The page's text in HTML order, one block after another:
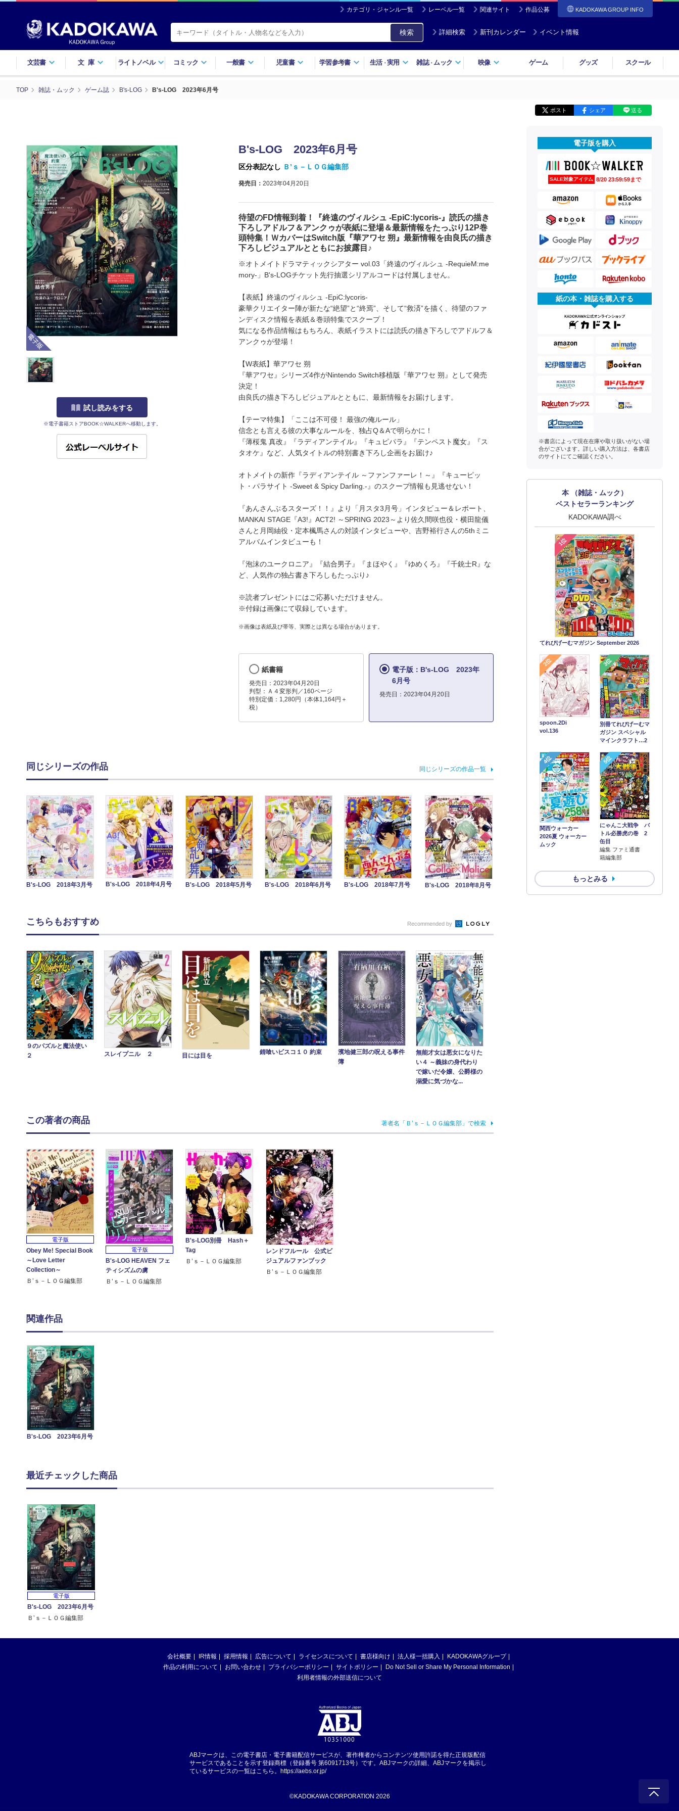
カテゴリ・ジャンル一覧 レーベル一覧 関連サイト 作品公募 KADOKAWA GROUP INFO
検索 詳細検索 新刊カレンダー イベント情報
文芸書 文庫 ライトノベル コミック 一般書 児童書 学習参考書 生活・実用 雑誌・ ムック 映像 ゲーム グッズ スクール
TOP 雑誌・ムック ゲーム誌 B's-LOG B's-LOG 2023年6月号
ポスト シェア 送る
電子版
試し読みをする
※電子書籍ストアBOOK☆WALKERへ移動します。
B's-LOG 2023年6月号
区分表記なし Ｂ’ｓ－ＬＯＧ編集部
発売日： 2023年04月20日
待望のFD情報到着！『終遠のヴィルシュ -EpiC:lycoris-』読氏の描き
下ろしアドルフ＆アンクゥが表紙に登場＆最新情報をたっぷり12P巻
頭特集！ＷカバーはSwitch版『華アワセ 朔』最新情報を由良氏の描き
下ろしビジュアルとともにお披露目♪
※オトメイトドラマティックシアター vol.03「終遠のヴィルシュ -RequieM:me
mory-」B's-LOGチケット先行抽選シリアルコードは付属しません。
【表紙】終遠のヴィルシュ -EpiC:lycoris-
豪華クリエイター陣が新たな“絶望”と“終焉”、そして“救済”を描く、待望のファ
ンディスク情報を表紙＆巻頭特集でスクープ！
気になる作品情報はもちろん、表紙イラストには読氏の描き下ろしでアドルフ＆
アンクゥが登場！
【W表紙】華アワセ 朔
『華アワセ』シリーズ4作がNintendo Switch移植版『華アワセ 朔』として発売
決定！
由良氏の描き下ろしビジュアルとともに、最新情報をお届けします。
【テーマ特集】「ここは不可侵！ 最強の俺ルール」
信念とも言える彼の大事なルールを、独占Q＆Aで明らかに！
『薄桜鬼 真改』『ラディアンテイル』『キュピパラ』『テンペスト魔女』『ス
タオケ』など、人気タイトルの特別書き下ろし企画をお届け♪
オトメイトの新作『ラディアンテイル ～ファンファーレ！～』『キューピッ
ト・パラサイト -Sweet & Spicy Darling.-』のスクープ情報も見逃せない！
『あんさんぶるスターズ！！』より「月スタ3月号」インタビュー＆レポート、
MANKAI STAGE『A3!』ACT2! ～SPRING 2023～より佐久間咲也役・横田龍儀
さんと月岡紬役・定本楓馬さんの対談インタビューや、吉野裕行さんの5thミニ
アルバムインタビューも！
『泡沫のユークロニア』『結合男子』『まほやく』『ゆめくろ』『千銃士R』な
ど、人気作の独占書き下ろしもたっぷり♪
※読者プレゼントにはご応募いただけません。
※付録は画像にて収録しています。
※画像は表紙及び帯等、実際とは異なる場合があります。
紙書籍
発売日：2023年04月20日
判型：Ａ４変形判／160ページ
特別定価：1,280円（本体1,164円＋
税）
電子版：B's-LOG 2023年
6月号
発売日：2023年04月20日
同じシリーズの作品 同じシリーズの作品一覧
B's-LOG 2018年3月号 B's-LOG 2018年4月号 B's-LOG 2018年5月号 B's-LOG 2018年6月号 B's-LOG 2018年7月号 B's-LOG 2018年8月号
電子版を購入
SALE対象アイテム 8/20 23:59:59まで
紙の本・雑誌を購入する
※書店によって現在在庫や取り扱いがない場
合がございます。詳しい購入方法は、各書店
のサイトにてご確認ください。
本 （雑誌・ムック）
ベストセラーランキング
KADOKAWA調べ
1位
てれびげーむマガジン September 2026
2位
spoon.2Di
vol.136
3位
別冊てれびげーむマ
ガジン スペシャル
マインクラフト…2
4位
関西ウォーカー
2026夏 ウォーカー
ムック
5位
にゃんこ大戦争 バ
トル必勝虎の巻 2
缶目
編集 ファミ通書
籍編集部
もっとみる
こちらもおすすめ Recommended by
９のパズルと魔法使い
２
スレイプニル ２ 目には目を 錆喰いビスコ１０ 約束
濱地健三郎の呪える事件
簿
無能才女は悪女になりた
い４ ～義妹の身代わり
で嫁いだ令嬢、公爵様の
溺愛に気づかな...
この著者の商品 著者名「Ｂ’ｓ－ＬＯＧ編集部」で検索
電子版
Obey Me! Special Book
～Love Letter
Collection～
Ｂ’ｓ－ＬＯＧ編集部
電子版
B's-LOG HEAVEN フェ
ティシズムの虜
Ｂ’ｓ－ＬＯＧ編集部
B's-LOG別冊 Hash＋
Tag
Ｂ’ｓ－ＬＯＧ編集部
レンドフルール 公式ビ
ジュアルファンブック
Ｂ’ｓ－ＬＯＧ編集部
関連作品
B's-LOG 2023年6月号
最近チェックした商品
電子版
B's-LOG 2023年6月号
Ｂ’ｓ－ＬＯＧ編集部
会社概要 IR情報 採用情報 広告について ライセンスについて 書店様向け 法人様一括購入
KADOKAWAグループ
作品の利用について
お問い合わせ プライバシーポリシー サイトポリシー
Do Not Sell or Share My Personal Information
利用者情報の外部送信について
ABJマークは、この電子書店・電子書籍配信サービスが、著作権者からコンテンツ使用許諾を得た正規版配信
サービスであることを示す登録商標（登録番号 第6091713号）です。ABJマークの詳細、ABJマークを掲示し
ているサービスの一覧はこちら。 https://aebs.or.jp/
©KADOKAWA CORPORATION 2026